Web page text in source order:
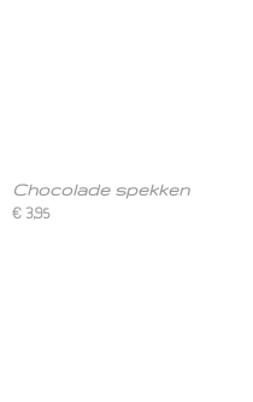
Chocolade spekken
€ 3,95